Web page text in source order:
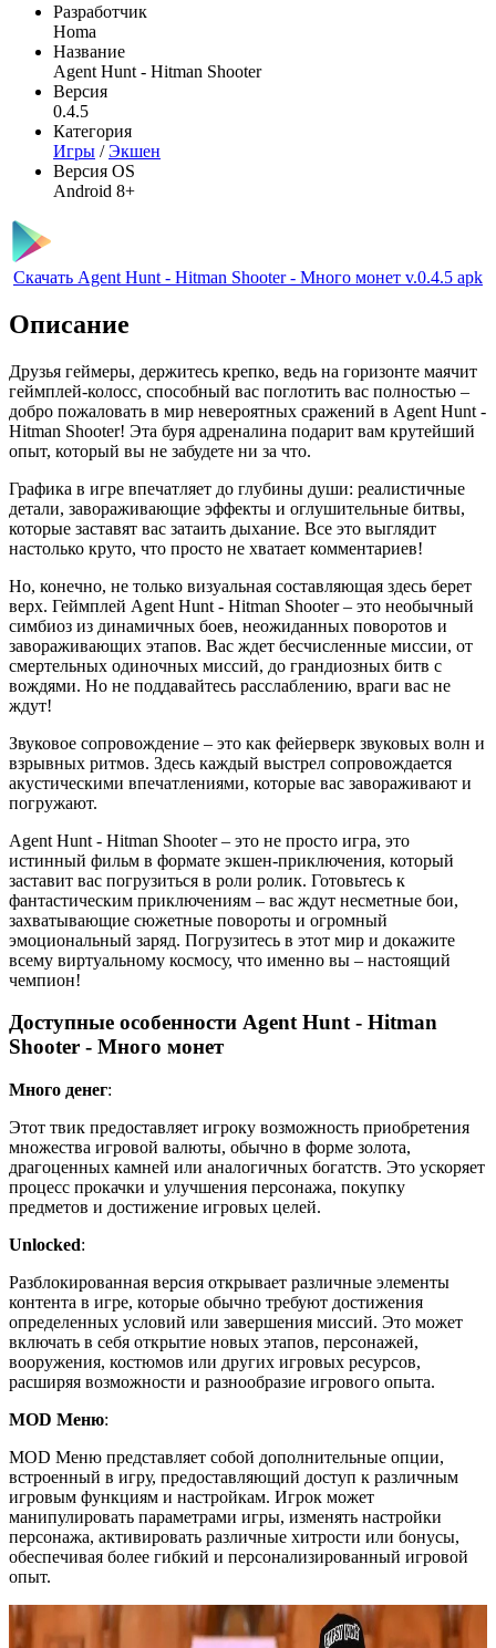
Разработчик
Homa
Название
Agent Hunt - Hitman Shooter
Версия
0.4.5
Категория
Игры /Экшен
Версия OS
Android 8+
Скачать Agent Hunt - Hitman Shooter - Много монет v.0.4.5 apk
Описание
Друзья геймеры, держитесь крепко, ведь на горизонте маячит
геймплей-колосс, способный вас поглотить вас полностью –
добро пожаловать в мир невероятных сражений в Agent Hunt -
Hitman Shooter! Эта буря адреналина подарит вам крутейший
опыт, который вы не забудете ни за что.
Графика в игре впечатляет до глубины души: реалистичные
детали, завораживающие эффекты и оглушительные битвы,
которые заставят вас затаить дыхание. Все это выглядит
настолько круто, что просто не хватает комментариев!
Но, конечно, не только визуальная составляющая здесь берет
верх. Геймплей Agent Hunt - Hitman Shooter – это необычный
симбиоз из динамичных боев, неожиданных поворотов и
завораживающих этапов. Вас ждет бесчисленные миссии, от
смертельных одиночных миссий, до грандиозных битв с
вождями. Но не поддавайтесь расслаблению, враги вас не
ждут!
Звуковое сопровождение – это как фейерверк звуковых волн и
взрывных ритмов. Здесь каждый выстрел сопровождается
акустическими впечатлениями, которые вас завораживают и
погружают.
Agent Hunt - Hitman Shooter – это не просто игра, это
истинный фильм в формате экшен-приключения, который
заставит вас погрузиться в роли ролик. Готовьтесь к
фантастическим приключениям – вас ждут несметные бои,
захватывающие сюжетные повороты и огромный
эмоциональный заряд. Погрузитесь в этот мир и докажите
всему виртуальному космосу, что именно вы – настоящий
чемпион!
Доступные особенности Agent Hunt - Hitman
Shooter - Много монет
Много денег:
Этот твик предоставляет игроку возможность приобретения
множества игровой валюты, обычно в форме золота,
драгоценных камней или аналогичных богатств. Это ускоряет
процесс прокачки и улучшения персонажа, покупку
предметов и достижение игровых целей.
Unlocked:
Разблокированная версия открывает различные элементы
контента в игре, которые обычно требуют достижения
определенных условий или завершения миссий. Это может
включать в себя открытие новых этапов, персонажей,
вооружения, костюмов или других игровых ресурсов,
расширяя возможности и разнообразие игрового опыта.
MOD Меню:
MOD Меню представляет собой дополнительные опции,
встроенный в игру, предоставляющий доступ к различным
игровым функциям и настройкам. Игрок может
манипулировать параметрами игры, изменять настройки
персонажа, активировать различные хитрости или бонусы,
обеспечивая более гибкий и персонализированный игровой
опыт.